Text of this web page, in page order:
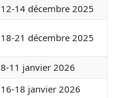
12-14 décembre 2025
18-21 décembre 2025
8-11 janvier 2026
16-18 janvier 2026